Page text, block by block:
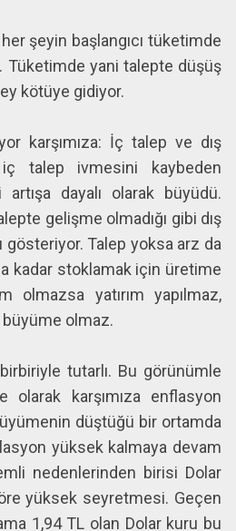
şeyin başlangıcı tüketimde
Tüketimde yani talepte düşüş
kötüye gidiyor.
karşımıza: İç talep ve dış
talep ivmesini kaybeden
dayalı olarak büyüdü.
gelişme olmadığı gibi dış
gösteriyor. Talep yoksa arz da
kadar stoklamak için üretime
olmazsa yatırım yapılmaz,
büyüme olmaz.
tutarlı. Bu görünümle
olarak karşımıza enflasyon
düştüğü bir ortamda
yüksek kalmaya devam
nedenlerinden birisi Dolar
yüksek seyretmesi. Geçen
1,94 TL olan Dolar kuru bu